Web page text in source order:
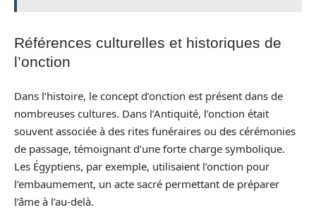
Références culturelles et historiques de
l’onction
Dans l’histoire, le concept d’onction est présent dans de
nombreuses cultures. Dans l’Antiquité, l’onction était
souvent associée à des rites funéraires ou des cérémonies
de passage, témoignant d’une forte charge symbolique.
Les Égyptiens, par exemple, utilisaient l’onction pour
l’embaumement, un acte sacré permettant de préparer
l’âme à l’au-delà.